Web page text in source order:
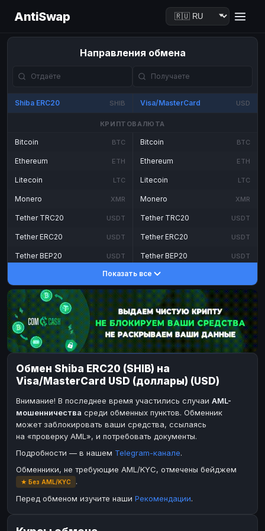
AntiSwap
Направления обмена
Shiba ERC20 SHIB Visa/MasterCard USD
КРИПТОВАЛЮТА
Bitcoin BTC
Ethereum ETH
Litecoin LTC
Monero XMR
Tether TRC20 USDT
Tether ERC20 USDT
Tether BEP20 USDT
DASH
Toncoin TON
Dogecoin DOGE
TRX TRON
Bitcoin Cash BCH
BinanceCoin BEP20
Ether Classic
SOL
Ripple XRP
Bitcoin BTC
Ethereum ETH
Litecoin LTC
Monero XMR
Tether TRC20 USDT
Tether ERC20 USDT
Tether BEP20 USDT
DASH
Toncoin TON
Dogecoin DOGE
TRX TRON
Bitcoin Cash BCH
BinanceCoin
Ether Classic
Ripple
Paxum USD
Perfect Money
Payoneer USD
Paxum
Payoneer
Показать все
Обмен Shiba ERC20 (SHIB) на
Visa/MasterCard USD (доллары) (USD)
Внимание! В последнее время участились случаи AML-
мошенничества среди обменных пунктов. Обменник
может заблокировать ваши средства, ссылаясь
на «проверку AML», и потребовать документы.
Подробности — в нашем Telegram-канале.
Обменники, не требующие AML/KYC, отмечены бейджем
★ Без AML/KYC
.
Перед обменом изучите наши Рекомендации.